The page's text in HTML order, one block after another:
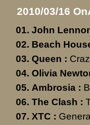
2010/03/16
John
Beach
Queen :
Olivia
Ambrosia :
The Clash :
XTC :